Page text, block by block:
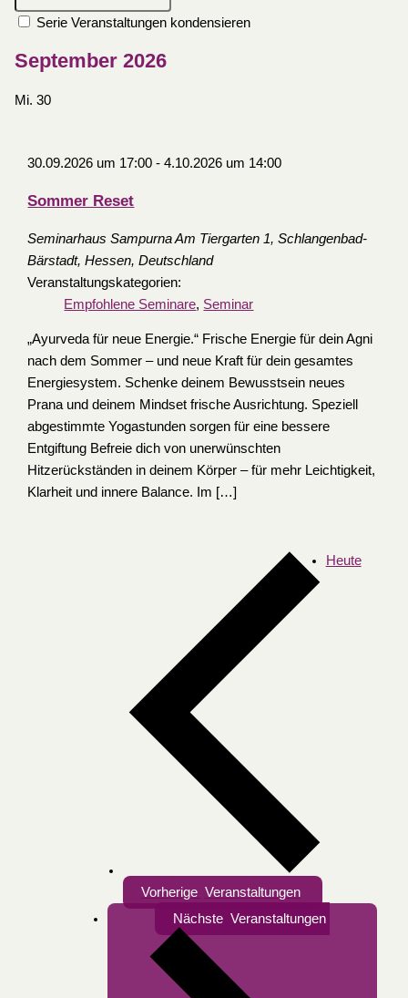
Serie Veranstaltungen kondensieren
September 2026
Mi. 30
30.09.2026 um 17:00 -4.10.2026 um 14:00
Sommer Reset
Seminarhaus SampurnaAm Tiergarten 1, Schlangenbad-
Bärstadt, Hessen, Deutschland
Veranstaltungskategorien:
Empfohlene Seminare, Seminar
„Ayurveda für neue Energie.“ Frische Energie für dein Agni
nach dem Sommer – und neue Kraft für dein gesamtes
Energiesystem. Schenke deinem Bewusstsein neues
Prana und deinem Mindset frische Ausrichtung. Speziell
abgestimmte Yogastunden sorgen für eine bessere
Entgiftung Befreie dich von unerwünschten
Hitzerückständen in deinem Körper – für mehr Leichtigkeit,
Klarheit und innere Balance. Im […]
Vorherige Veranstaltungen
Heute
Nächste Veranstaltungen